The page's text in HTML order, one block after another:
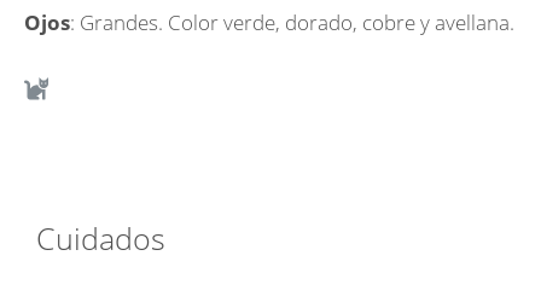
Ojos: Grandes. Color verde, dorado, cobre y avellana.
Cuidados